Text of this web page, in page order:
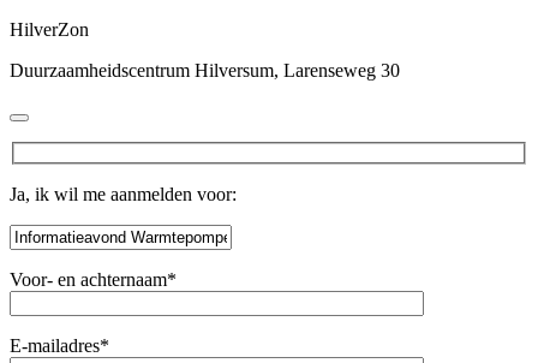
HilverZon
Duurzaamheidscentrum Hilversum, Larenseweg 30
Ja, ik wil me aanmelden voor:
Voor- en achternaam*
E-mailadres*